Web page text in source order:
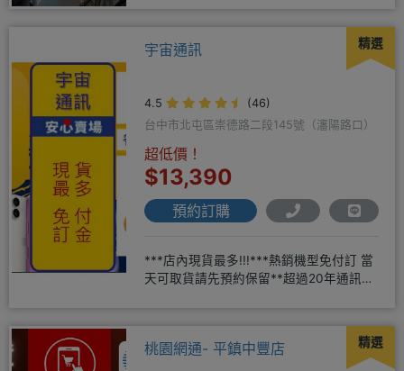
精選
宇宙通訊
4.5
(46)
台中市北屯區崇德路二段145號（瀋陽路口）
超低價！
$13,390
預約訂購
***店內現貨最多!!!***熱銷機型免付訂 當
天可取貨請先預約保留**超過20年通訊經
精選
桃園網通- 平鎮中豐店